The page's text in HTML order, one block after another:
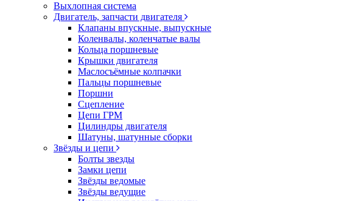
Выхлопная система
Двигатель, запчасти двигателя
Клапаны впускные, выпускные
Коленвалы, коленчатые валы
Кольца поршневые
Крышки двигателя
Маслосъёмные колпачки
Пальцы поршневые
Поршни
Сцепление
Цепи ГРМ
Цилиндры двигателя
Шатуны, шатунные сборки
Звёзды и цепи
Болты звезды
Замки цепи
Звёзды ведомые
Звёзды ведущие